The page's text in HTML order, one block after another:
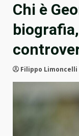
Chi è
Filippo Limoncelli